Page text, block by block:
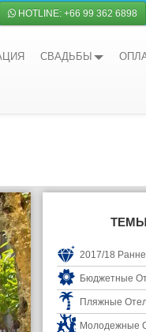
HOTLINE: +66 99 362 6898
СВАДЬБЫ
2017/18
Бюджетные
Пляжные
Молодежные